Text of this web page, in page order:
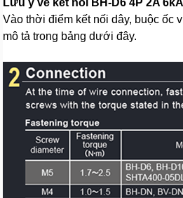
Lưu ý về kết nối BH-D6 4P 2A
Vào thời điểm kết nối dây, buộc ốc
mô tả trong bảng dưới đây.